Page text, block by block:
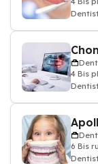
4 Bis
6 Bis